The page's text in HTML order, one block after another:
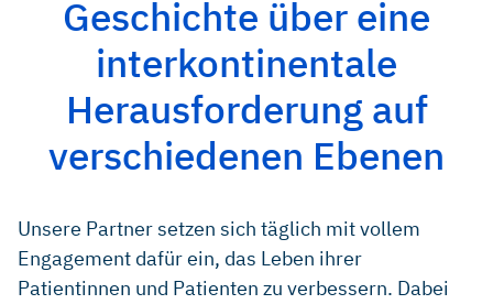
Geschichte über eine
interkontinentale
Herausforderung auf
verschiedenen Ebenen
Unsere Partner setzen sich täglich mit vollem
Engagement dafür ein, das Leben ihrer
Patientinnen und Patienten zu verbessern. Dabei